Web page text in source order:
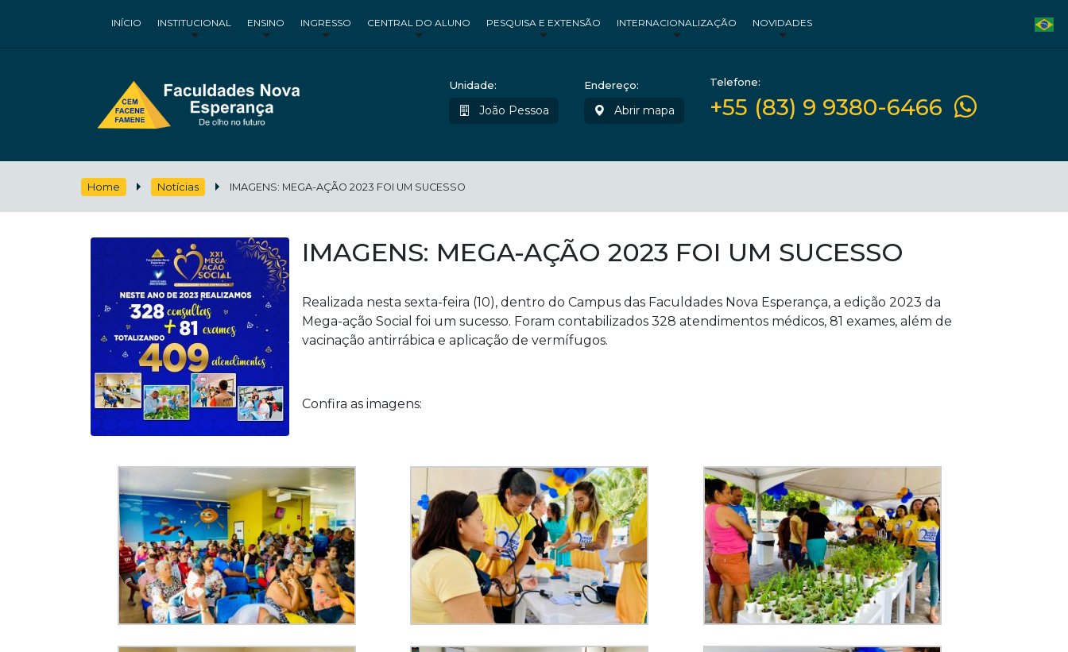
INÍCIO INSTITUCIONAL ENSINO INGRESSO CENTRAL DO ALUNO PESQUISA E EXTENSÃO INTERNACIONALIZAÇÃO NOVIDADES
Unidade:
João Pessoa
Endereço:
Abrir mapa
Telefone:
+55 (83) 9 9380-6466
Home Notícias IMAGENS: MEGA-AÇÃO 2023 FOI UM SUCESSO
IMAGENS: MEGA-AÇÃO 2023 FOI UM SUCESSO
Realizada nesta sexta-feira (10), dentro do Campus das Faculdades Nova Esperança, a edição 2023 da
Mega-ação Social foi um sucesso. Foram contabilizados 328 atendimentos médicos, 81 exames, além de
vacinação antirrábica e aplicação de vermífugos.
Confira as imagens: